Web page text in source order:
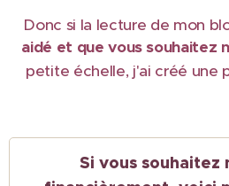
Donc si la lecture de mon
aidé et que vous souhaitez
petite échelle, j'ai créé une
Si vous souhaitez